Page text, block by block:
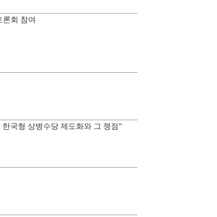
회 참여
국형 상병수당 제도화와 그 쟁점”